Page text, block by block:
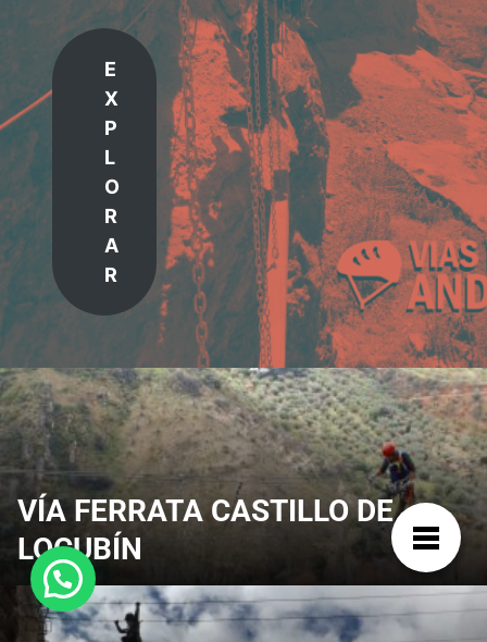
E
X
P
L
O
R
A
R
VÍA FERRATA CASTILLO DE
LOCUBÍN